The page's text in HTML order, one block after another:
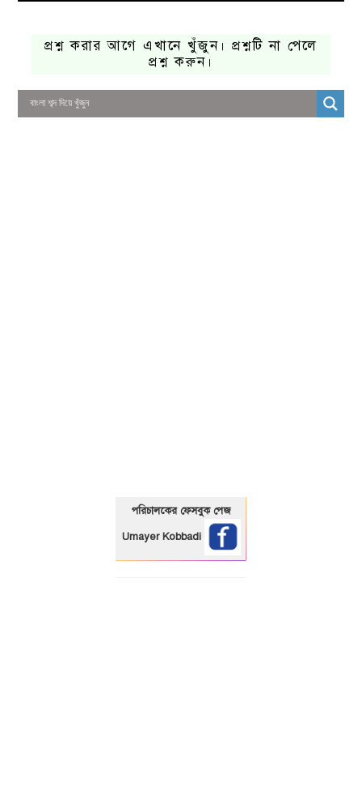
প্রশ্ন করার আগে এখানে খুঁজুন। প্রশ্নটি না পেলে
প্রশ্ন করুন।
পরিচালকের ফেসবুক পেজ
Umayer Kobbadi